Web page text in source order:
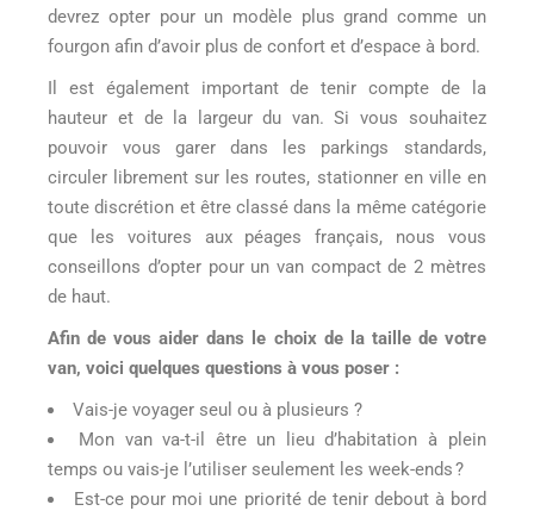
devrez opter pour un modèle plus grand comme un
fourgon afin d’avoir plus de confort et d’espace à bord.
Il est également important de tenir compte de la
hauteur et de la largeur du van. Si vous souhaitez
pouvoir vous garer dans les parkings standards,
circuler librement sur les routes, stationner en ville en
toute discrétion et être classé dans la même catégorie
que les voitures aux péages français, nous vous
conseillons d’opter pour un van compact de 2 mètres
de haut.
Afin de vous aider dans le choix de la taille de votre
van, voici quelques questions à vous poser :
Vais-je voyager seul ou à plusieurs ?
Mon van va-t-il être un lieu d’habitation à plein
temps ou vais-je l’utiliser seulement les week-ends ?
Est-ce pour moi une priorité de tenir debout à bord